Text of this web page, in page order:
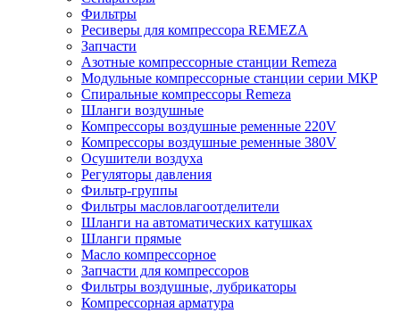
Фильтры
Ресиверы для компрессора REMEZA
Запчасти
Азотные компрессорные станции Remeza
Модульные компрессорные станции серии МКР
Спиральные компрессоры Remeza
Шланги воздушные
Компрессоры воздушные ременные 220V
Компрессоры воздушные ременные 380V
Осушители воздуха
Регуляторы давления
Фильтр-группы
Фильтры масловлагоотделители
Шланги на автоматических катушках
Шланги прямые
Масло компрессорное
Запчасти для компрессоров
Фильтры воздушные, лубрикаторы
Компрессорная арматура